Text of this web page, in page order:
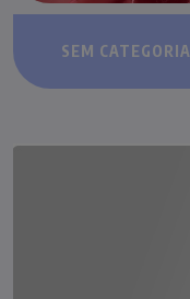
SEM CATEGORIA